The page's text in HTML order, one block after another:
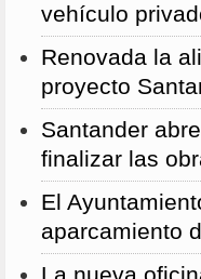
vehículo
Renovada la
proyecto
Santander
finalizar las
El
aparcamiento